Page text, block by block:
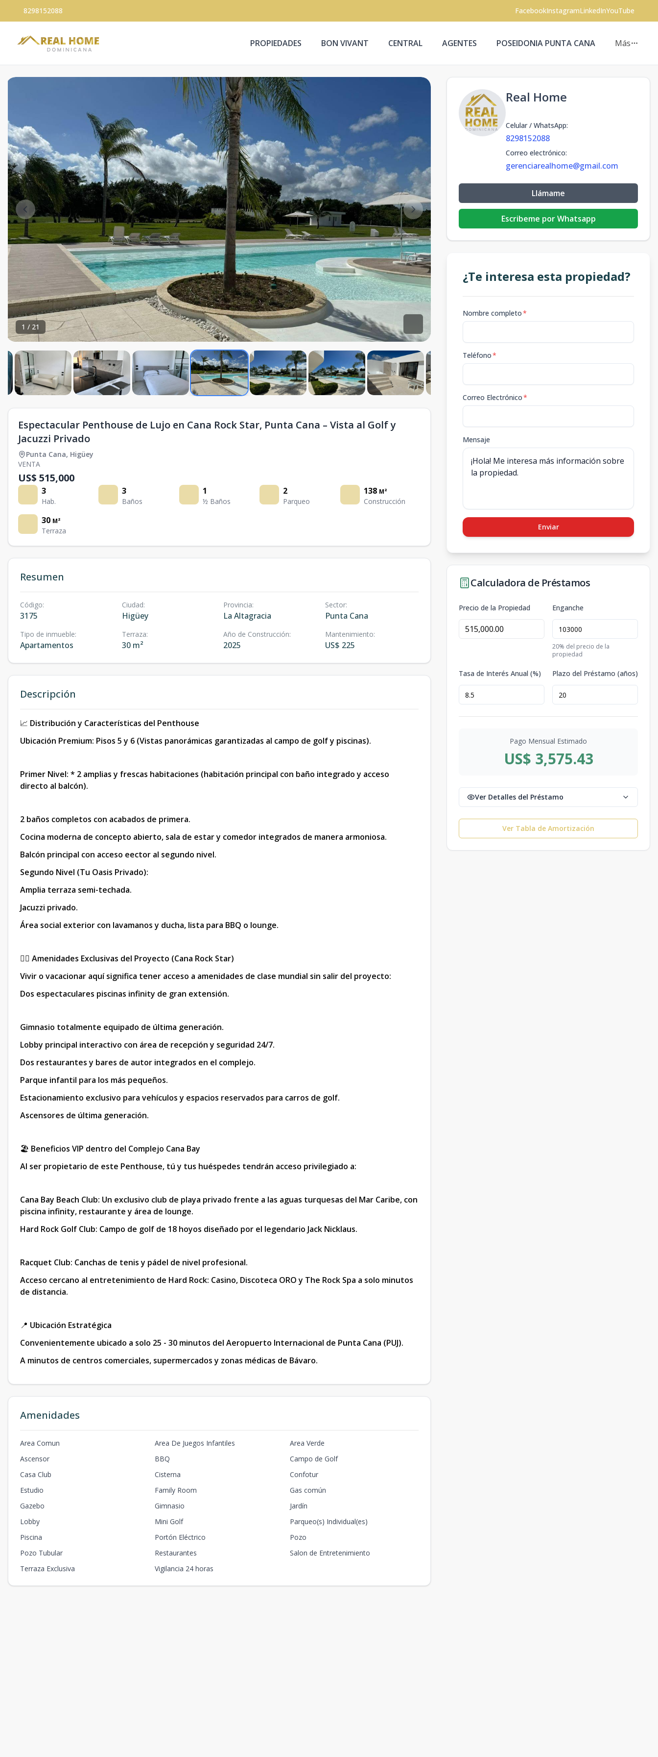
8298152088 FacebookInstagramLinkedInYouTube
PROPIEDADES BON VIVANT CENTRAL AGENTES POSEIDONIA PUNTA CANA Más
1 / 21
Espectacular Penthouse de Lujo en Cana Rock Star, Punta Cana – Vista al Golf y
Jacuzzi Privado
Punta Cana, Higüey
VENTA
US$ 515,000
3
Hab.
3
Baños
1
½ Baños
2
Parqueo
138 M²
Construcción
30 M²
Terraza
Resumen
Código:
3175
Ciudad:
Higüey
Provincia:
La Altagracia
Sector:
Punta Cana
Tipo de inmueble:
Apartamentos
Terraza:
30 m²
Año de Construcción:
2025
Mantenimiento:
US$ 225
Descripción
📈 Distribución y Características del Penthouse
Ubicación Premium: Pisos 5 y 6 (Vistas panorámicas garantizadas al campo de golf y piscinas).
Primer Nivel: * 2 amplias y frescas habitaciones (habitación principal con baño integrado y acceso
directo al balcón).
2 baños completos con acabados de primera.
Cocina moderna de concepto abierto, sala de estar y comedor integrados de manera armoniosa.
Balcón principal con acceso eector al segundo nivel.
Segundo Nivel (Tu Oasis Privado):
Amplia terraza semi-techada.
Jacuzzi privado.
Área social exterior con lavamanos y ducha, lista para BBQ o lounge.
🏊‍♂️ Amenidades Exclusivas del Proyecto (Cana Rock Star)
Vivir o vacacionar aquí significa tener acceso a amenidades de clase mundial sin salir del proyecto:
Dos espectaculares piscinas infinity de gran extensión.
Gimnasio totalmente equipado de última generación.
Lobby principal interactivo con área de recepción y seguridad 24/7.
Dos restaurantes y bares de autor integrados en el complejo.
Parque infantil para los más pequeños.
Estacionamiento exclusivo para vehículos y espacios reservados para carros de golf.
Ascensores de última generación.
🏖️ Beneficios VIP dentro del Complejo Cana Bay
Al ser propietario de este Penthouse, tú y tus huéspedes tendrán acceso privilegiado a:
Cana Bay Beach Club: Un exclusivo club de playa privado frente a las aguas turquesas del Mar Caribe, con
piscina infinity, restaurante y área de lounge.
Hard Rock Golf Club: Campo de golf de 18 hoyos diseñado por el legendario Jack Nicklaus.
Racquet Club: Canchas de tenis y pádel de nivel profesional.
Acceso cercano al entretenimiento de Hard Rock: Casino, Discoteca ORO y The Rock Spa a solo minutos
de distancia.
📍 Ubicación Estratégica
Convenientemente ubicado a solo 25 - 30 minutos del Aeropuerto Internacional de Punta Cana (PUJ).
A minutos de centros comerciales, supermercados y zonas médicas de Bávaro.
Amenidades
Area Comun Area De Juegos Infantiles
Area Verde
Ascensor
BBQ
Campo de Golf
Casa Club
Cisterna
Confotur
Estudio
Family Room
Gas común
Gazebo
Gimnasio
Jardín
Lobby
Mini Golf
Parqueo(s) Individual(es)
Piscina
Portón Eléctrico
Pozo
Pozo Tubular
Restaurantes
Salon de Entretenimiento
Terraza Exclusiva
Vigilancia 24 horas
Real Home
Celular / WhatsApp:
8298152088
Correo electrónico:
gerenciarealhome@gmail.com
Llámame
Escribeme por Whatsapp
¿Te interesa esta propiedad?
Nombre completo*
Teléfono*
Correo Electrónico*
Mensaje
Enviar
Calculadora de Préstamos
Precio de la Propiedad Enganche
20% del precio de la
propiedad
Tasa de Interés Anual (%) Plazo del Préstamo (años)
Pago Mensual Estimado
US$ 3,575.43
Ver Detalles del Préstamo
Ver Tabla de Amortización